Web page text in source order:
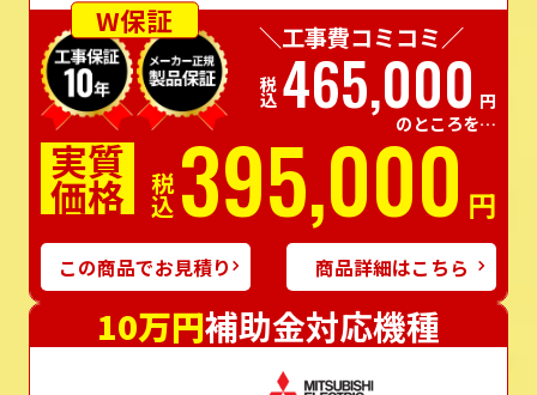
W保証
＼工事費コミコミ／
税込465,000 円
のところを…
実質
価格 税込395,000 円
この商品でお見積り 商品詳細はこちら
10万円補助金対応機種